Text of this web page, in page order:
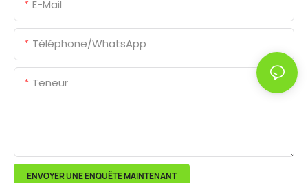
E-Mail
Téléphone/WhatsApp
Teneur
ENVOYER UNE ENQUÊTE MAINTENANT